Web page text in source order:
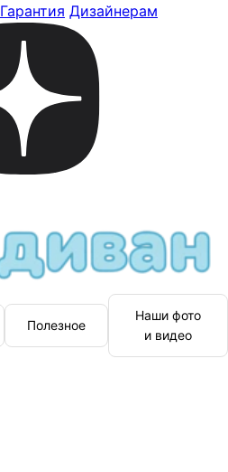
Гарантия Дизайнерам
Полезное
Наши фото
и видео